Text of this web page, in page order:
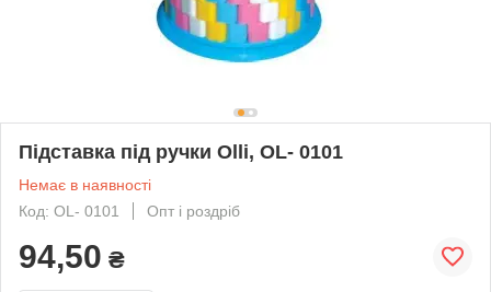
Підставка під ручки Olli, OL- 0101
Немає в наявності
Код: OL- 0101
Опт і роздріб
94,50 ₴